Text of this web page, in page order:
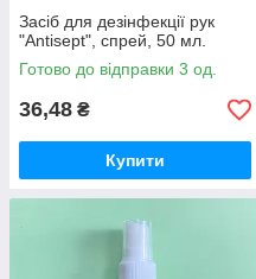
Засіб для дезінфекції рук
"Antisept", спрей, 50 мл.
Готово до відправки 3 од.
36,48 ₴
Купити